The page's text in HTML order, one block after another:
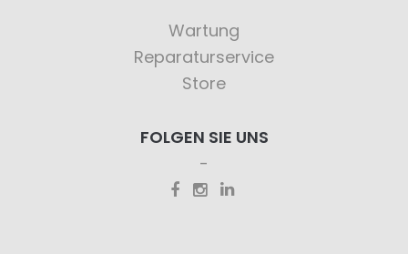
Wartung
Reparaturservice
Store
FOLGEN SIE UNS